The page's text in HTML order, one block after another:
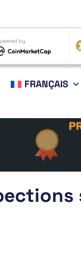
by
DOGE
FRANÇAIS